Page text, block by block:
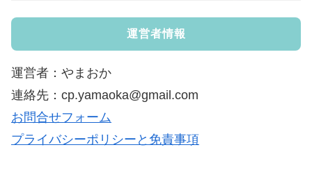
運営者情報
運営者：やまおか
連絡先：cp.yamaoka@gmail.com
お問合せフォーム
プライバシーポリシーと免責事項